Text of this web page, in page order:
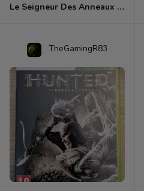
Le Seigneur Des Anneaux - L'âge Des Conquêtes Xbox 360
TheGamingR83